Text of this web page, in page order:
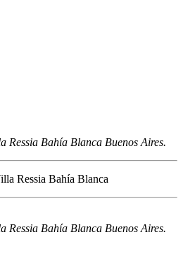
Bahía Blanca Buenos Aires.
Bahía Blanca Buenos Aires.